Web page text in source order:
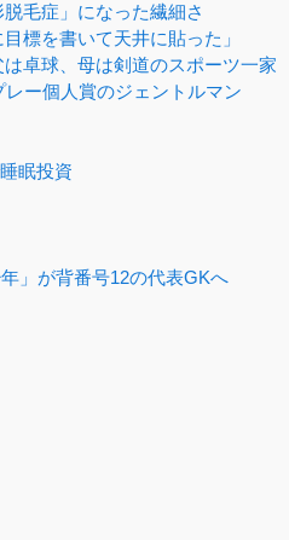
毛症」になった繊細さ
標を書いて天井に貼った」
卓球、母は剣道のスポーツ一家
ー個人賞のジェントルマン
眠投資
」が背番号12の代表GKへ